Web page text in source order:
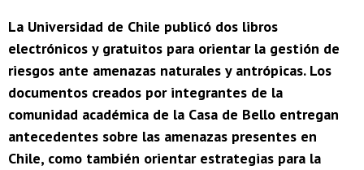
La Universidad de Chile publicó dos libros
electrónicos y gratuitos para orientar la gestión de
riesgos ante amenazas naturales y antrópicas. Los
documentos creados por integrantes de la
comunidad académica de la Casa de Bello entregan
antecedentes sobre las amenazas presentes en
Chile, como también orientar estrategias para la